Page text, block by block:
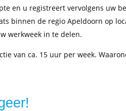
en u registreert vervolgens uw
binnen de regio Apeldoorn op
werkweek in te delen.
van ca. 15 uur per week.